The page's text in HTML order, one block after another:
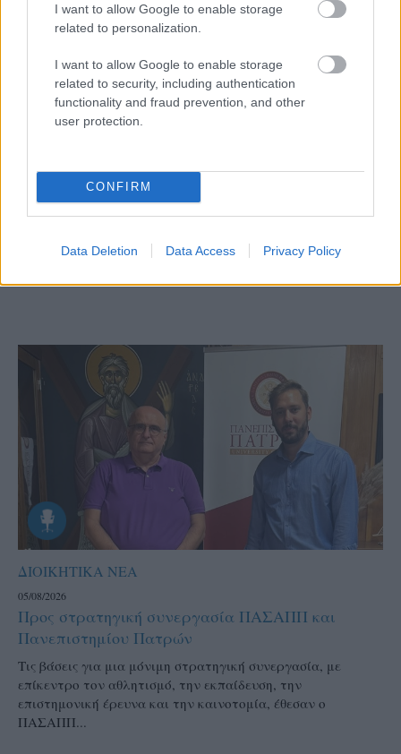
I want to allow Google to enable storage
related to personalization.
I want to allow Google to enable storage
related to security, including authentication
functionality and fraud prevention, and other
user protection.
CONFIRM
Data Deletion Data Access Privacy Policy
Aκολουθήστε μας
παντού…
ΔΙΟΙΚΗΤΙΚΑ ΝΕΑ
05/08/2026
Προς στρατηγική συνεργασία ΠΑΣΑΠΠ και
Πανεπιστημίου Πατρών
Τις βάσεις για μια μόνιμη στρατηγική συνεργασία, με
επίκεντρο τον αθλητισμό, την εκπαίδευση, την
επιστημονική έρευνα και την καινοτομία, έθεσαν ο
ΠΑΣΑΠΠ...